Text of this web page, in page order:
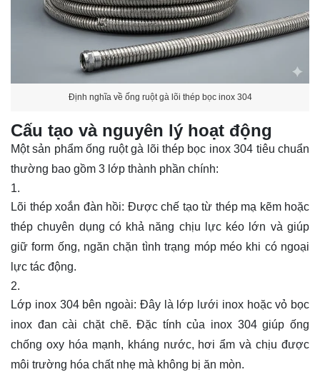
Định nghĩa về ống ruột gà lõi thép bọc inox 304
Cấu tạo và nguyên lý hoạt động
Một sản phẩm ống ruột gà lõi thép bọc inox 304 tiêu chuẩn
thường bao gồm 3 lớp thành phần chính:
Lõi thép xoắn đàn hồi: Được chế tạo từ thép mạ kẽm hoặc
thép chuyên dụng có khả năng chịu lực kéo lớn và giúp
giữ form ống, ngăn chặn tình trạng móp méo khi có ngoại
lực tác động.
Lớp inox 304 bên ngoài: Đây là lớp lưới inox hoặc vỏ bọc
inox đan cài chặt chẽ. Đặc tính của inox 304 giúp ống
chống oxy hóa mạnh, kháng nước, hơi ẩm và chịu được
môi trường hóa chất nhẹ mà không bị ăn mòn.